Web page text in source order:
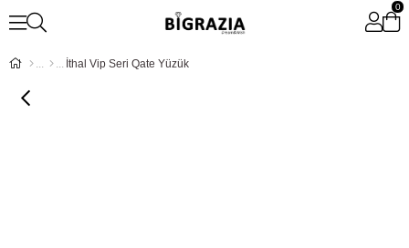
0
İthal Vip Seri Qate Yüzük